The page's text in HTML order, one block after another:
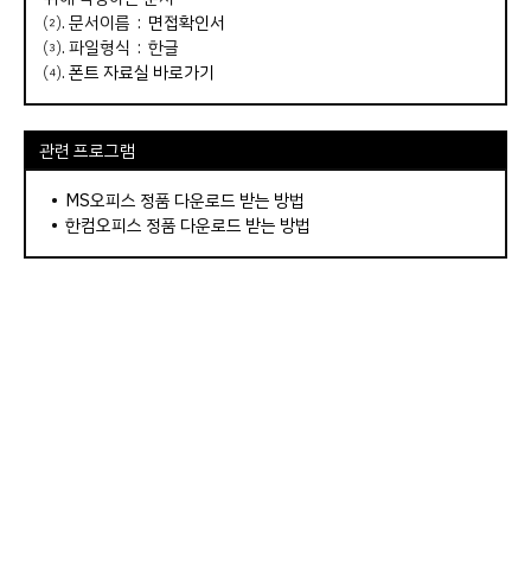
⑵. 문서이름 : 면접확인서
⑶. 파일형식 : 한글
⑷.폰트 자료실 바로가기
관련 프로그램
• MS오피스 정품 다운로드 받는 방법
• 한컴오피스 정품 다운로드 받는 방법